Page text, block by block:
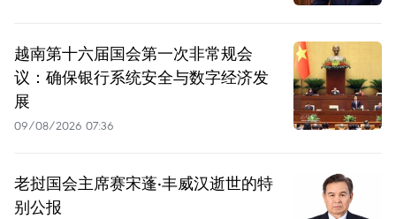
越南第十六届国会第一次非常规会
议：确保银行系统安全与数字经济发
展
09/08/2026 07:36
老挝国会主席赛宋蓬·丰威汉逝世的特
别公报